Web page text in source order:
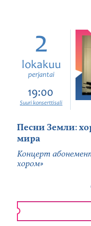
2
lokakuu
perjantai
19:00
Suuri konserttisali
Песни Земли:
мира
Концерт
хором»